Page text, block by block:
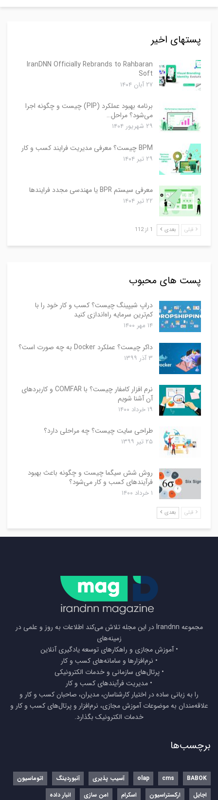
پستهای اخیر
IranDNN Officially Rebrands to Rahbaran
Soft
۲۷ آبان ۱۴۰۴
برنامه بهبود عملکرد (PIP) چیست و چگونه اجرا
می‌شود؟ مراحل…
۲۹ شهریور ۱۴۰۴
BPM چیست؟ معرفی مدیریت فرایند کسب و کار
۲۹ تیر ۱۴۰۴
معرفی سیستم BPR یا مهندسی مجدد فرایندها
۲۲ تیر ۱۴۰۴
قبلی بعدی 1 از 112
پست های محبوب
دراپ شیپینگ چیست؟ کسب و کار خود را با
کم‌ترین سرمایه راه‌اندازی کنید
۱۴ مهر ۱۴۰۰
داکر چیست؟ عملکرد Docker به چه صورت است؟
۳ آذر ۱۳۹۹
نرم افزار کامفار چیست؟ با COMFAR و کاربردهای
آن آشنا شویم
۱۹ خرداد ۱۴۰۰
طراحی سایت چیست؟ چه مراحلی دارد؟
۲۵ تیر ۱۳۹۹
روش شش سیگما چیست و چگونه باعث بهبود
فرآیندهای کسب و کار می‌شود؟
۱ خرداد ۱۴۰۰
قبلی بعدی
مجموعه Irandnn در این مجله تلاش می‌کند اطلاعات به روز و علمی در
زمینه‌های
• آموزش مجازی و راهکارهای توسعه یادگیری آنلاین
• نرم‌افزارها و سامانه‌های کسب و کار
• پرتال‌های سازمانی و خدمات الکترونیکی
• مدیریت فرآیندهای کسب و کار
را به زبانی ساده در اختیار کارشناسان، مدیران، صاحبان کسب و کار و
علاقه‌مندان به موضوعات آموزش مجازی، نرم‌افزار و پرتال‌های کسب و کار و
خدمات الکترونیک بگذارد.
برچسب‌ها
BABOK
cms
olap آسیب پذیری آنبوردینگ
اتوماسیون
اجایل
ارکستراسیون اسکرام امن سازی
انبار داده